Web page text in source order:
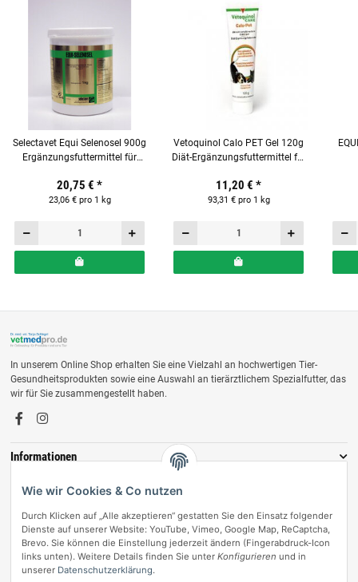
Selectavet Equi Selenosel 900g
Ergänzungsfuttermittel für
20,75 € *
23,06 € pro 1 kg
Vetoquinol Calo PET Gel 120g
Diät-Ergänzungsfuttermittel für
11,20 € *
93,31 € pro 1 kg
In unserem Online Shop erhalten Sie eine Vielzahl an hochwertigen Tier-
Gesundheitsprodukten sowie eine Auswahl an tierärztlichem Spezialfutter, das
wir für Sie zusammengestellt haben.
Informationen
Zahlungsmöglichkeiten
Wie wir Cookies & Co nutzen
Durch Klicken auf „Alle akzeptieren“ gestatten Sie den Einsatz folgender
Dienste auf unserer Website: YouTube, Vimeo, Google Map, ReCaptcha,
Brevo. Sie können die Einstellung jederzeit ändern (Fingerabdruck-Icon
links unten). Weitere Details finden Sie unter Konfigurieren und in
unserer Datenschutzerklärung.